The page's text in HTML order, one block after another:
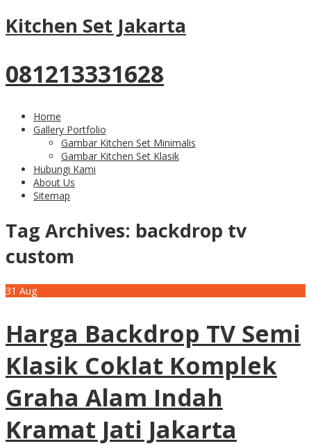
Kitchen Set Jakarta
081213331628
Home
Gallery Portfolio
Gambar Kitchen Set Minimalis
Gambar Kitchen Set Klasik
Hubungi Kami
About Us
Sitemap
Tag Archives: backdrop tv
custom
31 Aug
Harga Backdrop TV Semi
Klasik Coklat Komplek
Graha Alam Indah
Kramat Jati Jakarta